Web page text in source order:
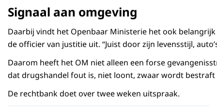
Signaal aan omgeving
Daarbij vindt het Openbaar Ministerie het ook
de officier van justitie uit. “Juist door zijn levensstijl,
Daarom heeft het OM niet alleen een forse
dat drugshandel fout is, niet loont, zwaar wordt
De rechtbank doet over twee weken uitspraak.